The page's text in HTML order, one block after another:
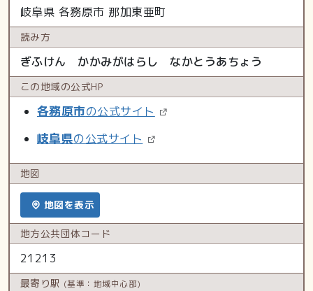
岐阜県 各務原市 那加東亜町
読み方
ぎふけん かかみがはらし なかとうあちょう
この地域の公式HP
各務原市の公式サイト
岐阜県の公式サイト
地図
地図を表示
地方公共団体コード
21213
最寄り駅 (基準：地域中心部)